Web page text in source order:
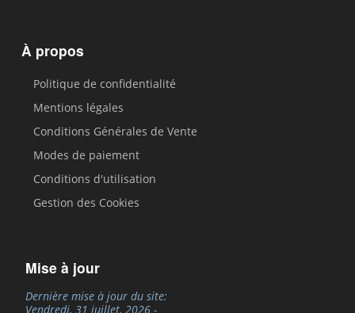
À propos
Politique de confidentialité
Mentions légales
Conditions Générales de Vente
Modes de paiement
Conditions d'utilisation
Gestion des Cookies
Mise à jour
Dernière mise à jour du site:
Vendredi, 31 juillet, 2026 -